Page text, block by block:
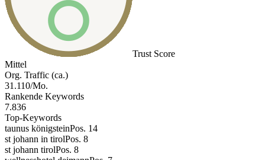
Trust Score
Mittel
Org. Traffic (ca.)
31.110/Mo.
Rankende Keywords
7.836
Top-Keywords
taunus königsteinPos. 14
st johann in tirolPos. 8
st johann tirolPos. 8